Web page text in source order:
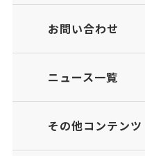
お問い合わせ
ニュース一覧
その他コンテンツ